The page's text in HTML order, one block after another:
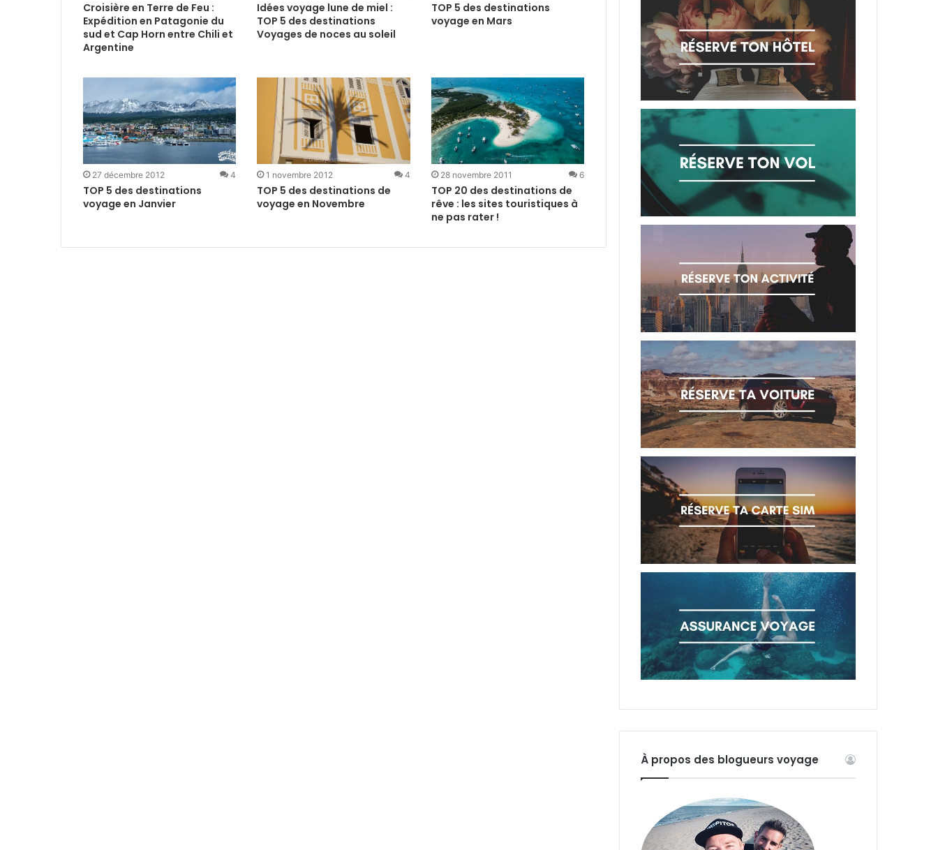
Croisière en Terre de Feu :
Expédition en Patagonie du
sud et Cap Horn entre Chili et
Argentine
Idées voyage lune de miel :
TOP 5 des destinations
Voyages de noces au soleil
TOP 5 des destinations
voyage en Mars
27 décembre 2012 4
TOP 5 des destinations
voyage en Janvier
1 novembre 2012 4
TOP 5 des destinations de
voyage en Novembre
28 novembre 2011 6
TOP 20 des destinations de
rêve : les sites touristiques à
ne pas rater !
À propos des blogueurs voyage